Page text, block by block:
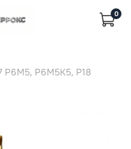
0
Р6М5, Р6М5К5, Р18